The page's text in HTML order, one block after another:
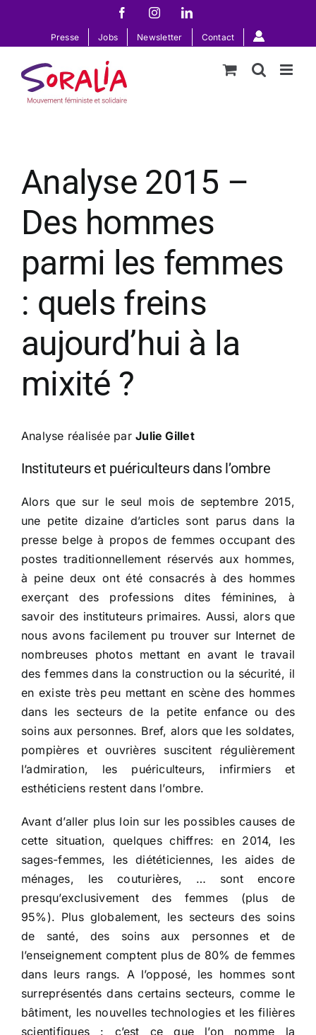
contenu
FacebookInstagramLinkedIn
Presse Jobs Newsletter Contact
Analyse 2015 –
Des hommes
parmi les femmes
: quels freins
aujourd’hui à la
mixité ?
​Analyse réalisée parJulie Gillet
Instituteurs et puériculteurs dans l’ombre
Alors que sur le seul mois de septembre 2015,
une petite dizaine d’articles sont parus dans la
presse belge à propos de femmes occupant des
postes traditionnellement réservés aux hommes,
à peine deux ont été consacrés à des hommes
exerçant des professions dites féminines, à
savoir des instituteurs primaires. Aussi, alors que
nous avons facilement pu trouver sur Internet de
nombreuses photos mettant en avant le travail
des femmes dans la construction ou la sécurité, il
en existe très peu mettant en scène des hommes
dans les secteurs de la petite enfance ou des
soins aux personnes. Bref, alors que les soldates,
pompières et ouvrières suscitent régulièrement
l’admiration, les puériculteurs, infirmiers et
esthéticiens restent dans l’ombre.
Avant d’aller plus loin sur les possibles causes de
cette situation, quelques chiffres: en 2014, les
sages-femmes, les diététiciennes, les aides de
ménages, les couturières, … sont encore
presqu’exclusivement des femmes (plus de
95%). Plus globalement, les secteurs des soins
de santé, des soins aux personnes et de
l’enseignement comptent plus de 80% de femmes
dans leurs rangs. A l’opposé, les hommes sont
surreprésentés dans certains secteurs, comme le
bâtiment, les nouvelles technologies et les filières
scientifiques : c’est ce que l’on nomme la